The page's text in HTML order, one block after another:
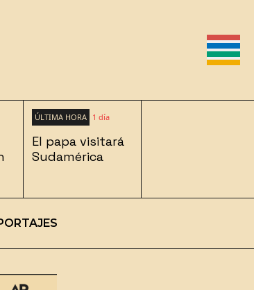
ÚLTIMA HORA 1 día
El papa visitará
Sudamérica